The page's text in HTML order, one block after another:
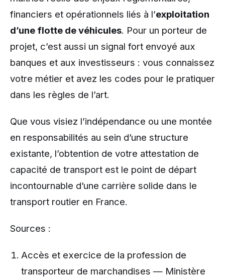
financiers et opérationnels liés à l’exploitation
d’une flotte de véhicules. Pour un porteur de
projet, c’est aussi un signal fort envoyé aux
banques et aux investisseurs : vous connaissez
votre métier et avez les codes pour le pratiquer
dans les règles de l’art.
Que vous visiez l’indépendance ou une montée
en responsabilités au sein d’une structure
existante, l’obtention de votre attestation de
capacité de transport est le point de départ
incontournable d’une carrière solide dans le
transport routier en France.
Sources :
Accès et exercice de la profession de
transporteur de marchandises — Ministère